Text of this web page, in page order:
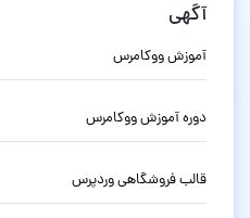
آگهی
آموزش ووکامرس
دوره آموزش ووکامرس
قالب فروشگاهی وردپرس